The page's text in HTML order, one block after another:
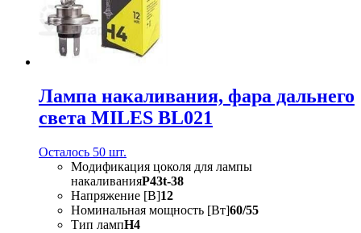
Лампа накаливания, фара дальнего
света MILES BL021
Осталось 50 шт.
Модификация цоколя для лампы
накаливанияP43t-38
Напряжение [В]12
Номинальная мощность [Вт]60/55
Тип лампH4